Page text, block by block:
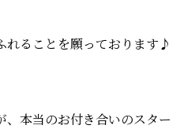
れることを願っております♪
、本当のお付き合いのスター